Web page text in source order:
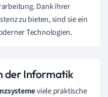
Dank ihrer
zu bieten, sind sie ein
Technologien.
der Informatik
viele praktische